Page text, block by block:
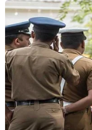
Google Wallet cho
thiết lập số dư an
06/08/2026 23:44
NAPAS và KiotViet
hệ sinh thái thanh